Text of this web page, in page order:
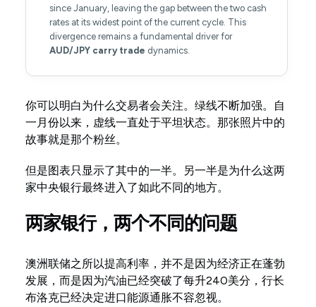
since January, leaving the gap between the two cash
rates at its widest point of the current cycle. This
divergence remains a fundamental driver for
AUD/JPY carry trade dynamics.
你可以明白为什么交易者会关注。绿线不断加强。自
一月份以来，虚线一直处于平坦状态。那张照片中的
故事就是那个粉丝。
但是图表只显示了其中的一半。另一半是为什么这两
家中央银行最终进入了如此不同的地方。
两家银行，两个不同的问题
澳洲联储之所以提高利率，并不是因为经济正在蓬勃
发展，而是因为汽油已经突破了每升240美分，行长
布洛克已经决定进口能源通胀不容忽视。